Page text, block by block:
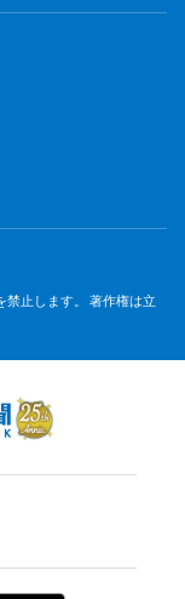
止します。 著作権は立